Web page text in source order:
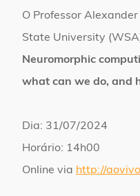
O Professor
State University
Neuromorphic
what can we do, and
Dia: 31/07/2024
Horário: 14h00
Online via http://